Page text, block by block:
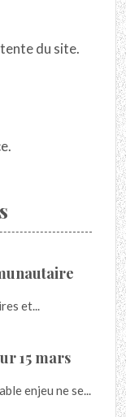
du site.
et...
15 mars
enjeu ne se...